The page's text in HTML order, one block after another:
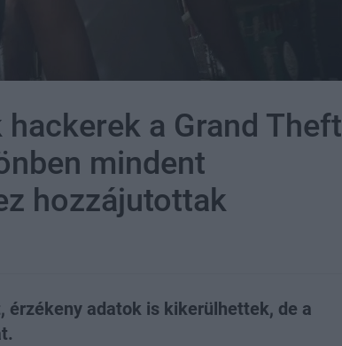
a Grand Theft
mindent
hozzájutottak
érzékeny adatok is kikerülhettek, de a